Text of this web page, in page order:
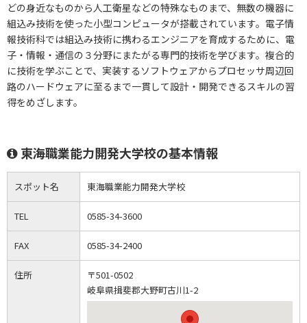
どの身近なものから人工衛星などの特殊なものまで、無数の機器に
組込み技術を使った小型コンピュータが搭載されています。電子情
報技術科では組込み技術に携わるエンジニアを育成するために、電
子・情報・通信の３分野にまたがる専門的技術を学びます。複合的
に技術を学ぶことで、実装するソフトウェアからプロセッサ周辺回
路のハードウェアに至るまで一貫して設計・開発できるスキルの習
得をめざします。
東海職業能力開発大学校の基本情報
スポット名 東海職業能力開発大学校
TEL 0585-34-3600
FAX 0585-34-2400
住所
〒501-0502
岐阜県揖斐郡大野町古川1-2